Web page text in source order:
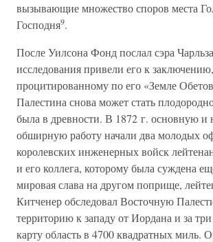
вызывающие множество споров места
Господня9.
После Уилсона Фонд послал сэра
исследования привели его к
процитированному по его «Земле
Палестина снова может стать
была в древности. В 1872 г. основную и
обширную работу начали два молодых
королевских инженерных войск
и его коллега, которому была суждена
мировая слава на другом поприще,
Китченер обследовал Восточную
территорию к западу от Иордана и за
карту область в 4700 квадратных миль.